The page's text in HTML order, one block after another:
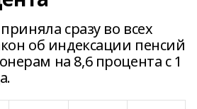
сразу во всех
об индексации пенсий
на 8,6 процента с 1